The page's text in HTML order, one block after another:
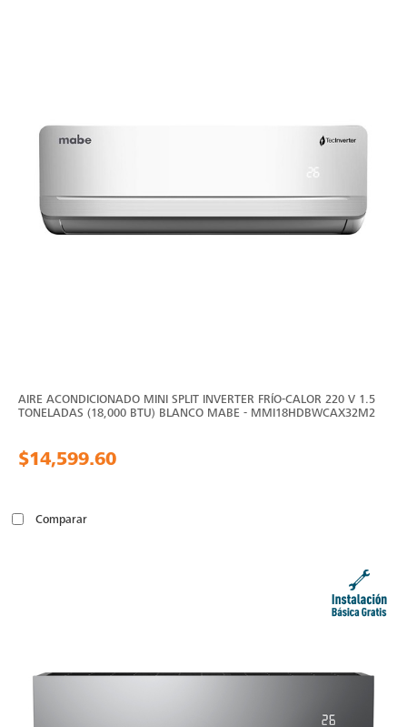
AIRE ACONDICIONADO MINI SPLIT INVERTER FRÍO-CALOR 220 V 1.5
TONELADAS (18,000 BTU) BLANCO MABE - MMI18HDBWCAX32M2
$14,599.60
Comparar